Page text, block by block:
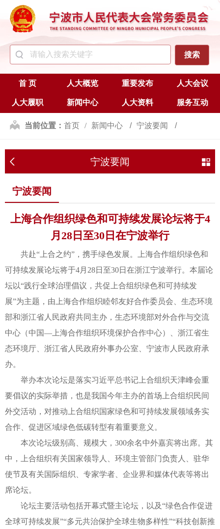
首 页 人大概览 重要发布 人大会议
人大履职 新闻中心 人大资料 服务互动
当前位置： 首页 新闻中心 宁波要闻
宁波要闻
宁波要闻
上海合作组织绿色和可持续发展论坛将于4
月28日至30日在宁波举行
共赴“上合之约”，携手绿色发展。上海合作组织绿色和
可持续发展论坛将于4月28日至30日在浙江宁波举行。本届论
坛以“践行全球治理倡议，共促上合组织绿色和可持续发
展”为主题，由上海合作组织睦邻友好合作委员会、生态环境
部和浙江省人民政府共同主办，生态环境部对外合作与交流
中心（中国—上海合作组织环境保护合作中心）、浙江省生
态环境厅、浙江省人民政府外事办公室、宁波市人民政府承
办。
举办本次论坛是落实习近平总书记上合组织天津峰会重
要倡议的实际举措，也是我国今年主办的首场上合组织民间
外交活动，对推动上合组织国家绿色和可持续发展领域务实
合作、促进区域绿色低碳转型有着重要意义。
本次论坛级别高、规模大，300余名中外嘉宾将出席。其
中，上合组织有关国家领导人、环境主管部门负责人、驻华
使节及有关国际组织、专家学者、企业界和媒体代表等将出
席论坛。
论坛主要活动包括开幕式暨主论坛，以及“绿色合作促进
全球可持续发展”“多元共治保护全球生物多样性”“科技创新推